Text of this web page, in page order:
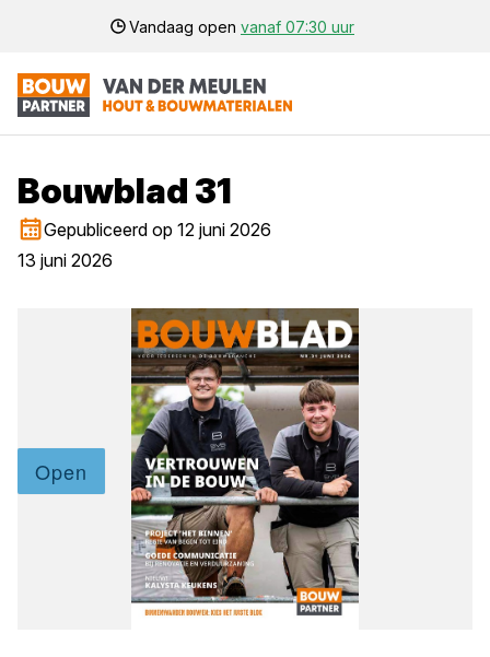
Vandaag open vanaf 07:30 uur
Bouwblad 31
Gepubliceerd op 12 juni 2026
13 juni 2026